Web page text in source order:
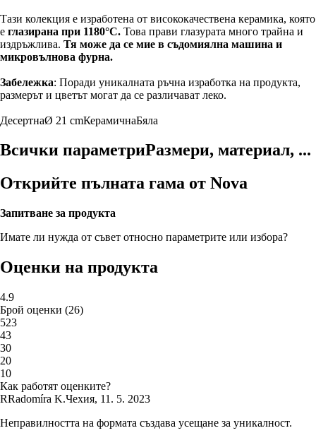
Тази колекция е изработена от висококачествена керамика, която
е глазирана при 1180°C. Това прави глазурата много трайна и
издръжлива. Тя може да се мие в съдомиялна машина и
микровълнова фурна.
Забележка: Поради уникалната ръчна изработка на продукта,
размерът и цветът могат да се различават леко.
ДесертнаØ 21 cmКерамичнаБяла
Всички параметриРазмери, материал, ...
Открийте пълната гама от Nova
Запитване за продукта
Имате ли нужда от съвет относно параметрите или избора?
Оценки на продукта
4.9
Брой оценки (26)
523
43
30
20
10
Как работят оценките?
RRadomíra K.Чехия, 11. 5. 2023
Неправилността на формата създава усещане за уникалност.